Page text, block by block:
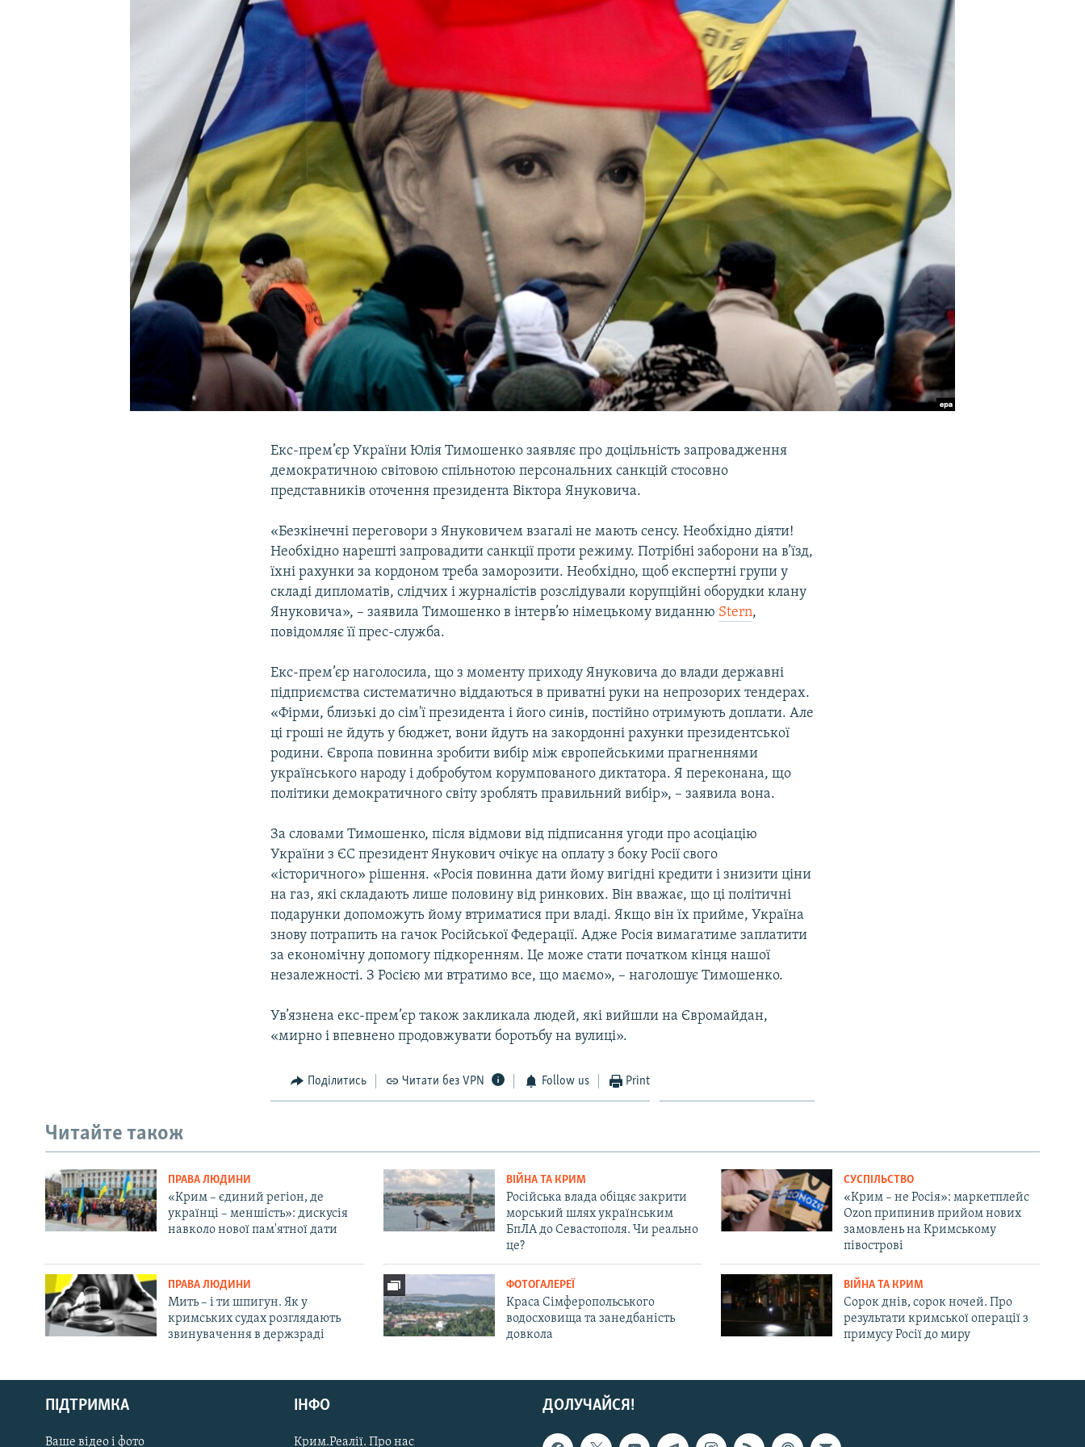
Русский
Qırımtatar
Екс-прем’єр України Юлія Тимошенко заявляє про доцільність запровадження
демократичною світовою спільнотою персональних санкцій стосовно
представників оточення президента Віктора Януковича.
«Безкінечні переговори з Януковичем взагалі не мають сенсу. Необхідно діяти!
Необхідно нарешті запровадити санкції проти режиму. Потрібні заборони на в’їзд,
їхні рахунки за кордоном треба заморозити. Необхідно, щоб експертні групи у
складі дипломатів, слідчих і журналістів розслідували корупційні оборудки клану
Януковича», – заявила Тимошенко в інтерв’ю німецькому виданню Stern,
повідомляє її прес-служба.
Екс-прем’єр наголосила, що з моменту приходу Януковича до влади державні
підприємства систематично віддаються в приватні руки на непрозорих тендерах.
«Фірми, близькі до сім'ї президента і його синів, постійно отримують доплати. Але
ці гроші не йдуть у бюджет, вони йдуть на закордонні рахунки президентської
родини. Європа повинна зробити вибір між європейськими прагненнями
українського народу і добробутом корумпованого диктатора. Я переконана, що
політики демократичного світу зроблять правильний вибір», – заявила вона.
За словами Тимошенко, після відмови від підписання угоди про асоціацію
України з ЄС президент Янукович очікує на оплату з боку Росії свого
«історичного» рішення. «Росія повинна дати йому вигідні кредити і знизити ціни
на газ, які складають лише половину від ринкових. Він вважає, що ці політичні
подарунки допоможуть йому втриматися при владі. Якщо він їх прийме, Україна
знову потрапить на гачок Російської Федерації. Адже Росія вимагатиме заплатити
за економічну допомогу підкоренням. Це може стати початком кінця нашої
незалежності. З Росією ми втратимо все, що маємо», – наголошує Тимошенко.
Ув’язнена екс-прем’єр також закликала людей, які вийшли на Євромайдан,
«мирно і впевнено продовжувати боротьбу на вулиці».
Поділитись Читати без VPN Follow us Print
Читайте також
ПРАВА ЛЮДИНИ
«Крим – єдиний регіон, де
українці – меншість»: дискусія
навколо нової пам'ятної дати
ВІЙНА ТА КРИМ
Російська влада обіцяє закрити
морський шлях українським
БпЛА до Севастополя. Чи реально
це?
СУСПІЛЬСТВО
«Крим – не Росія»: маркетплейс
Ozon припинив прийом нових
замовлень на Кримському
півострові
ПРАВА ЛЮДИНИ
Мить – і ти шпигун. Як у
кримських судах розглядають
звинувачення в держзраді
ФОТОГАЛЕРЕЇ
Краса Сімферопольського
водосховища та занедбаність
довкола
ВІЙНА ТА КРИМ
Сорок днів, сорок ночей. Про
результати кримської операції з
примусу Росії до миру
ДОЛУЧАЙСЯ!
ПІДТРИМКА
Ваше відео і фото
ІНФО
Крим.Реалії. Про нас